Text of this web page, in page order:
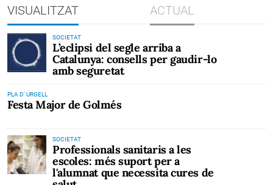
VISUALITZAT ACTUAL
SOCIETAT
L’eclipsi del segle arriba a
Catalunya: consells per gaudir-lo
amb seguretat
PLA D' URGELL
Festa Major de Golmés
SOCIETAT
Professionals sanitaris a les
escoles: més suport per a
l'alumnat que necessita cures de